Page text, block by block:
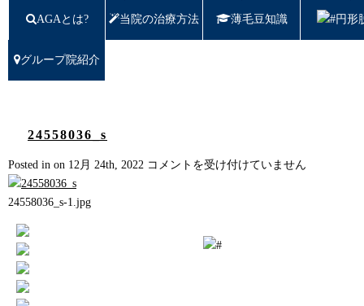
症例写真
治療の流れ
無料カウンセリング WEB予約はこちら／お問
プライバシーポリシー
無料相談窓口
ご予約はこちら
東京都新宿区西新宿7-20-2 愛美堂ビル7階
受付時間11:00~20:00 年中無休
AGAとは? 当院の治療方法 薄毛豆知識 円形
グループ院紹介
24558036_s
Posted in on 12月 24th, 2022 24558036_s
コメントを受け付けていません
24558036_s-1.jpg